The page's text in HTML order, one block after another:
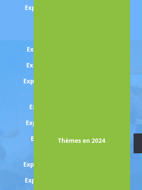
Exposition MONET-MITCHELL
Exposition Berthe MORISOT
Exposition MUCHA Alphonse
Exposition Berthe MORISOT et
Exposition Edvard MUNCH
Exposition Gabriele MUNTER
Exposition Alice NEEL -un
Expositioon Otobong NKANGA
Exposition Fernande OLIVIER
Thèmes en 2024